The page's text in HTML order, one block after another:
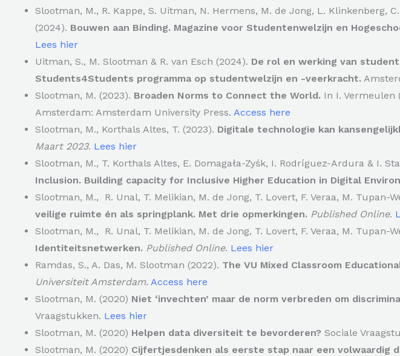
Slootman, M., R. Kappe, S. Uitman, N. Hermens, M. de Jong, L. Klinkenberg,
(2024). Bouwen aan Binding. Magazine voor Studentenwelzijn en
Lees hier
Uitman, S., M. Slootman & R. van Esch (2024). De rol en werking van
Students4Students programma op studentwelzijn en -veerkracht.
Slootman, M. (2023). Broaden Norms to Connect the World. In I. Vermeulen
Amsterdam: Amsterdam University Press. Access here
Slootman, M., Korthals Altes, T. (2023). Digitale technologie kan
Maart 2023. Lees hier
Slootman, M., T. Korthals Altes, E. Domagała-Zyśk, I. Rodríguez-Ardura & I.
Inclusion. Building capacity for Inclusive Higher Education in Digital
Slootman, M., R. Unal, T. Melikian, M. de Jong, T. Lovert, F. Veraa, M. Tupan-
veilige ruimte én als springplank. Met drie opmerkingen. Published Online.
Slootman, M., R. Unal, T. Melikian, M. de Jong, T. Lovert, F. Veraa, M. Tupan-
Identiteitsnetwerken. Published Online. Lees hier
Ramdas, S., A. Das, M. Slootman (2022). The VU Mixed Classroom
Universiteit Amsterdam. Access here
Slootman, M. (2020) Niet ‘invechten’ maar de norm verbreden om
Vraagstukken. Lees hier
Slootman, M. (2020) Helpen data diversiteit te bevorderen? Sociale
Slootman, M. (2020) Cijfertjesdenken als eerste stap naar een volwaardig